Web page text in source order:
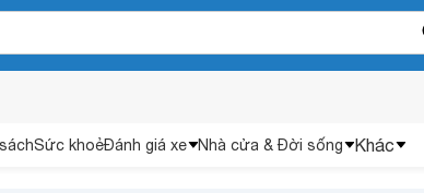
Sức khoẻĐánh giá xe Nhà cửa & Đời sống Khác